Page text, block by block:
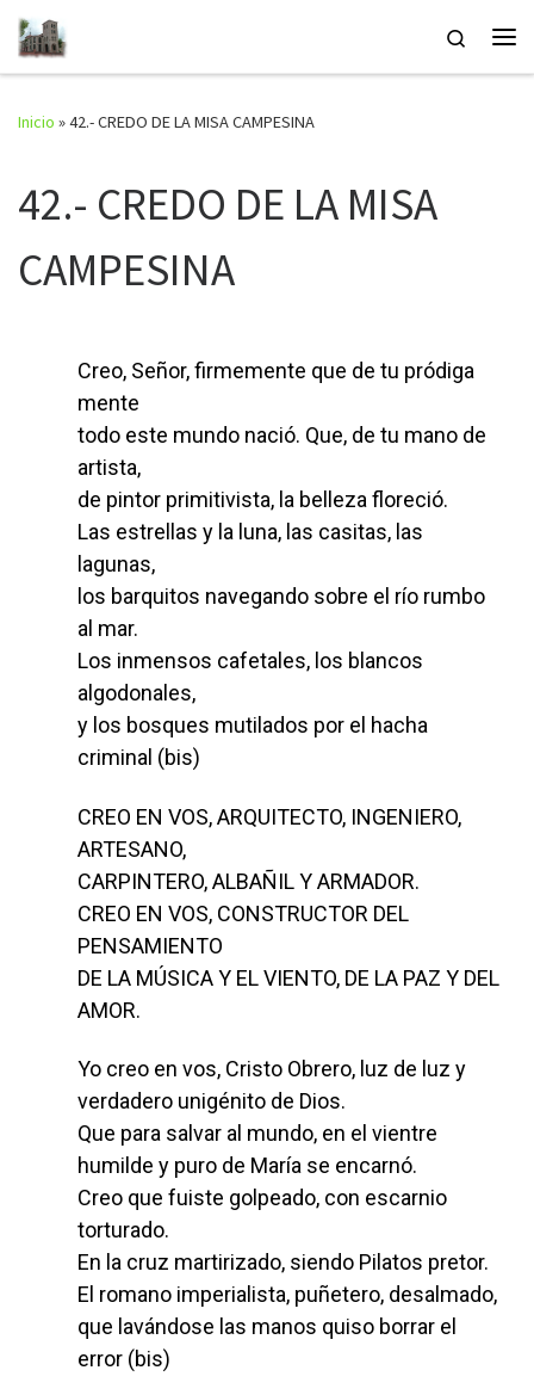
Saltar al contenido Search
Inicio »42.- CREDO DE LA MISA CAMPESINA
42.- CREDO DE LA MISA
CAMPESINA
Creo, Señor, firmemente que de tu pródiga
mente
todo este mundo nació. Que, de tu mano de
artista,
de pintor primitivista, la belleza floreció.
Las estrellas y la luna, las casitas, las
lagunas,
los barquitos navegando sobre el río rumbo
al mar.
Los inmensos cafetales, los blancos
algodonales,
y los bosques mutilados por el hacha
criminal (bis)
CREO EN VOS, ARQUITECTO, INGENIERO,
ARTESANO,
CARPINTERO, ALBAÑIL Y ARMADOR.
CREO EN VOS, CONSTRUCTOR DEL
PENSAMIENTO
DE LA MÚSICA Y EL VIENTO, DE LA PAZ Y DEL
AMOR.
Yo creo en vos, Cristo Obrero, luz de luz y
verdadero unigénito de Dios.
Que para salvar al mundo, en el vientre
humilde y puro de María se encarnó.
Creo que fuiste golpeado, con escarnio
torturado.
En la cruz martirizado, siendo Pilatos pretor.
El romano imperialista, puñetero, desalmado,
que lavándose las manos quiso borrar el
error (bis)